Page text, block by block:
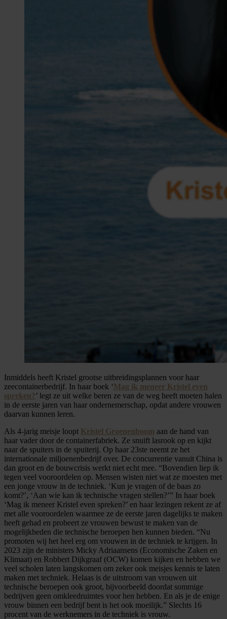
Inmiddels heeft Kristel grootse uitbreidingsplannen voor haar
zeecontainerbedrijf. In haar boek ‘Mag ik meneer Kristel even
spreken?’ legt ze uit welke beren ze van de weg heeft moeten halen
in de eerste jaren van haar ondernemerschap, opdat andere vrouwen
daarvan kunnen leren.
Als 4-jarig meisje loopt Kristel Groenenboom aan de hand van
haar vader door de containerfabriek. Ze snuift lasrook op en kijkt
naar de spuiters in de spuiterij. Op haar 23ste neemt ze het
internationale miljoenenbedrijf over. De concurrentie vanuit China is
dan groot en de bouwcrisis werkt niet echt mee. “Bovendien liep ik
tegen veel vooroordelen op. Mensen wisten niet wat ze moesten met
een jonge vrouw in de techniek. ‘Kun je vragen of de baas zo
komt?’, ‘Aan wie kan ik technische vragen stellen?’” In haar boek
‘Mag ik meneer Kristel even spreken?’ en haar lezingen rekent ze af
met alle vooroordelen waarmee ze de eerste jaren dagelijks te maken
heeft gehad en probeert ze vrouwen bewust te maken van de
mogelijkheden die technische beroepen hen kunnen bieden. “Nu
promoten wij het heel erg om vrouwen in de techniek te krijgen. In
2023 zijn de ministers Micky Adriaansens (Economische Zaken en
Klimaat) en Robbert Dijkgraaf (OCW) komen kijken en hebben we
veel scholen laten langskomen om zeker ook meisjes kennis te laten
maken met techniek. Helaas is de uitstroom van vrouwen uit
technische beroepen ook groot, bijvoorbeeld doordat sommige
bedrijven geen omkleedruimtes voor hen hebben. En als je de enige
vrouw binnen een bedrijf bent is het ook moeilijk.” Slechts 16
procent van de werknemers in de techniek is vrouw.